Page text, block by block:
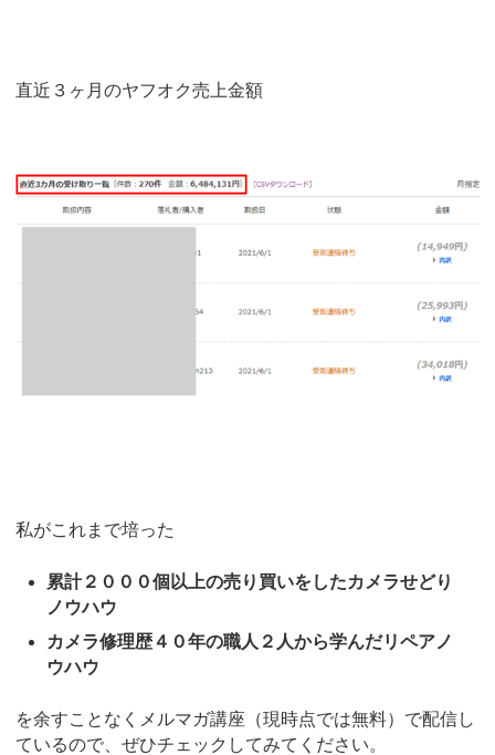
直近３ヶ月のヤフオク売上金額
私がこれまで培った
累計２０００個以上の売り買いをしたカメラせどり
ノウハウ
カメラ修理歴４０年の職人２人から学んだリペアノ
ウハウ
を余すことなくメルマガ講座（現時点では無料）で配信し
ているので、ぜひチェックしてみてください。